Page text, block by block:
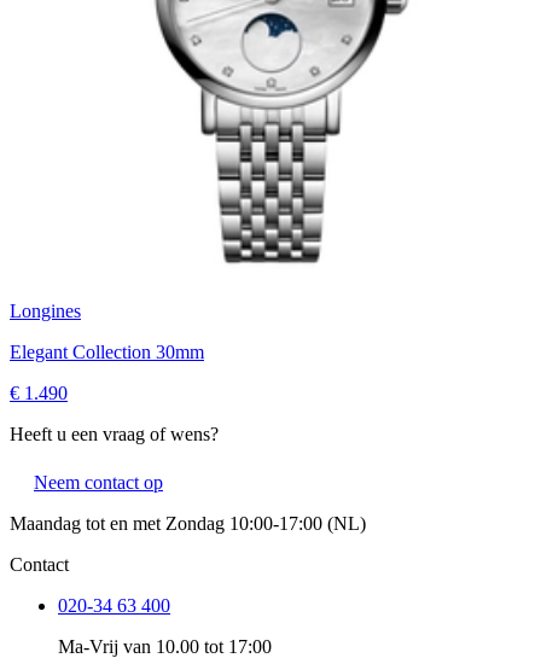
Longines
Elegant Collection 30mm
€ 1.490
Heeft u een vraag of wens?
Neem contact op
Maandag tot en met Zondag 10:00-17:00 (NL)
Contact
020-34 63 400
Ma-Vrij van 10.00 tot 17:00